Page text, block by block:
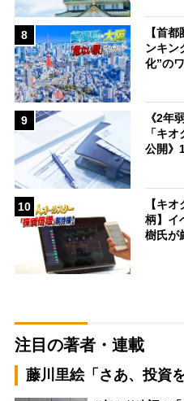
8
【首
ンキン
化”の
9
《2年
「キ
公開
10
【キ
柄】イ
樹氏
注目の著者・連載
藤川里絵「さあ、投資